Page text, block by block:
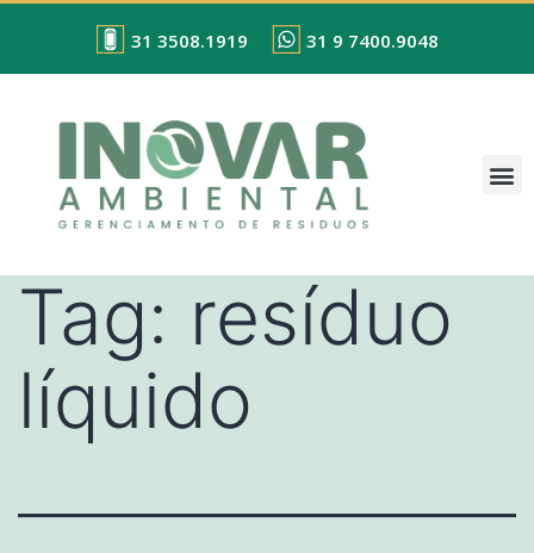
31 3508.1919 31 9 7400.9048
Tag: resíduo
líquido